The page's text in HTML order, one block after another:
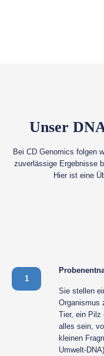
Unser
Bei CD Genomics folgen
zuverlässige Ergebnisse
Hier ist eine
1
Sie stellen
Organismus
Tier, ein Pilz
alles sein,
kleinen
Umwelt-